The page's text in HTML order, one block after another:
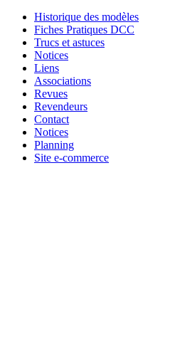
Historique des modèles
Fiches Pratiques DCC
Trucs et astuces
Notices
Liens
Associations
Revues
Revendeurs
Contact
Notices
Planning
Site e-commerce